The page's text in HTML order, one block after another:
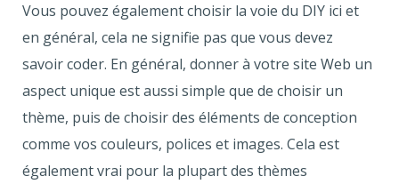
Vous pouvez également choisir la voie du DIY ici et
en général, cela ne signifie pas que vous devez
savoir coder. En général, donner à votre site Web un
aspect unique est aussi simple que de choisir un
thème, puis de choisir des éléments de conception
comme vos couleurs, polices et images. Cela est
également vrai pour la plupart des thèmes